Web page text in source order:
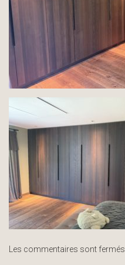
Les commentaires sont fermés.